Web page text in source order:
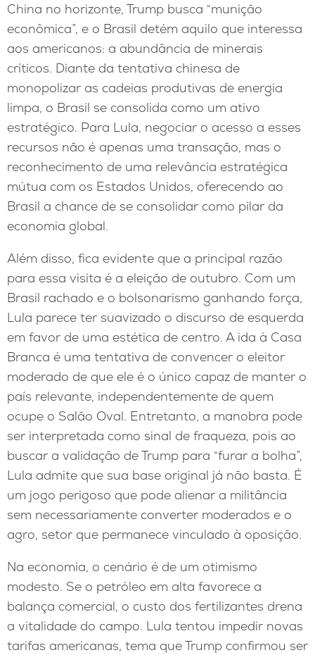
China no horizonte, Trump busca “munição
econômica”, e o Brasil detém aquilo que interessa
aos americanos: a abundância de minerais
críticos. Diante da tentativa chinesa de
monopolizar as cadeias produtivas de energia
limpa, o Brasil se consolida como um ativo
estratégico. Para Lula, negociar o acesso a esses
recursos não é apenas uma transação, mas o
reconhecimento de uma relevância estratégica
mútua com os Estados Unidos, oferecendo ao
Brasil a chance de se consolidar como pilar da
economia global.
Além disso, fica evidente que a principal razão
para essa visita é a eleição de outubro. Com um
Brasil rachado e o bolsonarismo ganhando força,
Lula parece ter suavizado o discurso de esquerda
em favor de uma estética de centro. A ida à Casa
Branca é uma tentativa de convencer o eleitor
moderado de que ele é o único capaz de manter o
país relevante, independentemente de quem
ocupe o Salão Oval. Entretanto, a manobra pode
ser interpretada como sinal de fraqueza, pois ao
buscar a validação de Trump para “furar a bolha”,
Lula admite que sua base original já não basta. É
um jogo perigoso que pode alienar a militância
sem necessariamente converter moderados e o
agro, setor que permanece vinculado à oposição.
Na economia, o cenário é de um otimismo
modesto. Se o petróleo em alta favorece a
balança comercial, o custo dos fertilizantes drena
a vitalidade do campo. Lula tentou impedir novas
tarifas americanas, tema que Trump confirmou ser